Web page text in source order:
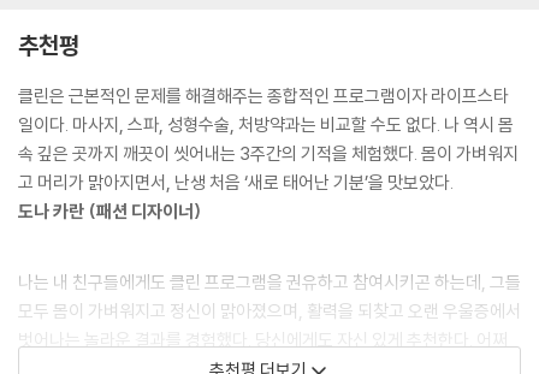
많은 직물이 구김방지와 방수, 수축방지를 위해 마무리 공정에서 포름알데
보가 그렇다. 그런 직물을 덮고 잠을 자면 불면증, 두통, 천식, 피부발진이
생길 수 있다. 몇몇 국가에서는 어린이 잠옷을 불에 잘 타지 않는 난연재로
처리하도록 법률로 정해놓고 있는데, 난연재로 이용하는 물질에도 독소가
함유돼 있다. --- p.66
생물들과는 완전히 다른 차원에서 음식을 먹는다. 우리의 생활은 음식을
중심으로 돌아간다. 축하할 때도 음식이 있고, 슬퍼할 때도 음식과 함께한
다. 많은 사람들이 가족, 친구들과 식탁에 둘러앉아 먹고 마시면서 의미 있
어떠냐고? 스트레스에는 역시 매콤달콤, 짭짤하고 기름진 음식이 최고
다.”
“아침마다 몸이 천근만근, 애벌레처럼 침대를 빠져나와 허겁지겁 달려 나
가는 K씨, 주말에 20시간씩 자도 도무지 피로가 풀리지 않는다. 머리도 무
겁고 기분도 저조한 아침. 피곤해서인지 화장실에서 큰일 시원하게 본 지
하게 채우고, 끝없이 먹고 마시는 회식은 자정까지 계속된다. 집에 돌아오
면 몸은 물 먹은 솜처럼 무거운데 이상하게 잠은 잘 안 오고, 요즘 부쩍 감
정기복이 심해져서 우울할 때도 많다. 그나저나 볼록 나온 배와 옆구리 군
추천평
클린은 근본적인 문제를 해결해주는 종합적인 프로그램이자 라이프스타
일이다. 마사지, 스파, 성형수술, 처방약과는 비교할 수도 없다. 나 역시 몸
속 깊은 곳까지 깨끗이 씻어내는 3주간의 기적을 체험했다. 몸이 가벼워지
고 머리가 맑아지면서, 난생 처음 ‘새로 태어난 기분’을 맛보았다.
도나 카란 (패션 디자이너)
나는 내 친구들에게도 클린 프로그램을 권유하고 참여시키곤 하는데, 그들
모두 몸이 가벼워지고 정신이 맑아졌으며, 활력을 되찾고 오랜 우울증에서
벗어나는 놀라운 결과를 경험했다. 당신에게도 자신 있게 추천한다. 어쩌
면 당신의 인생이 바뀔지도 모른다.추천평 더보기